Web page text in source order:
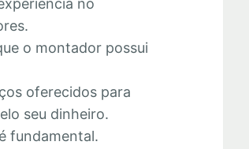
no
o montador possui
oferecidos para
seu dinheiro.
fundamental.